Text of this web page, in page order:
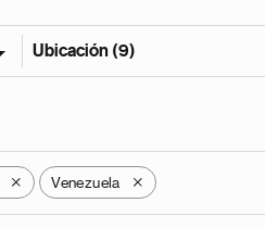
Ubicación (9)
X Venezuela X